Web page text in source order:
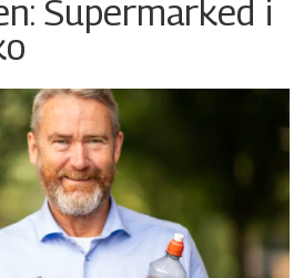
Supermarked i